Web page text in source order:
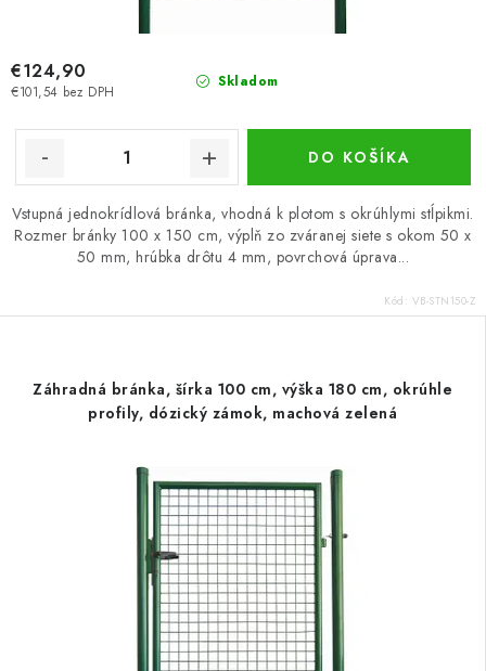
Skladom
€101,54 bez DPH
€124,90
DO KOŠÍKA
Vstupná jednokrídlová bránka, vhodná k plotom s okrúhlymi stĺpikmi.
Rozmer bránky 100 x 150 cm, výplň zo zváranej siete s okom 50 x
50 mm, hrúbka drôtu 4 mm, povrchová úprava...
Kód: VB-STN150-Z
Záhradná bránka, šírka 100 cm, výška 180 cm, okrúhle
profily, dózický zámok, machová zelená